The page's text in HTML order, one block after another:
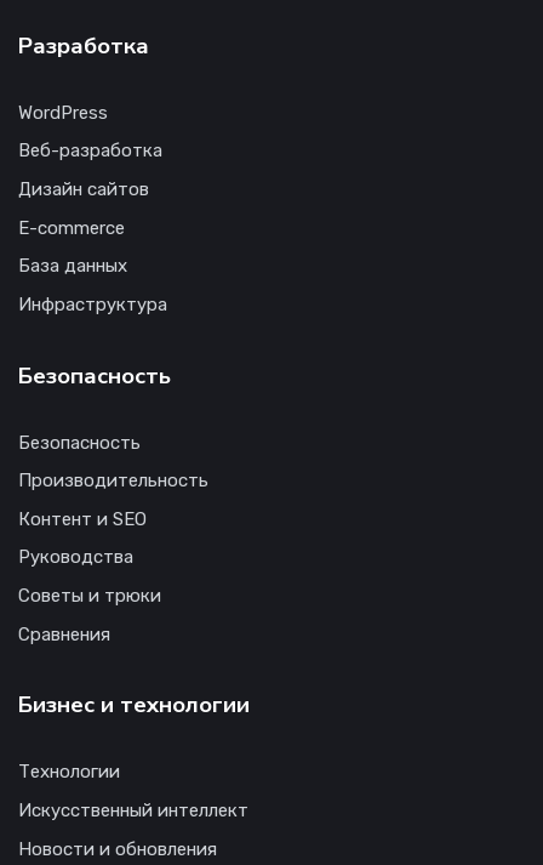
Разработка
WordPress
Веб-разработка
Дизайн сайтов
E-commerce
База данных
Инфраструктура
Безопасность
Безопасность
Производительность
Контент и SEO
Руководства
Советы и трюки
Сравнения
Бизнес и технологии
Технологии
Искусственный интеллект
Новости и обновления